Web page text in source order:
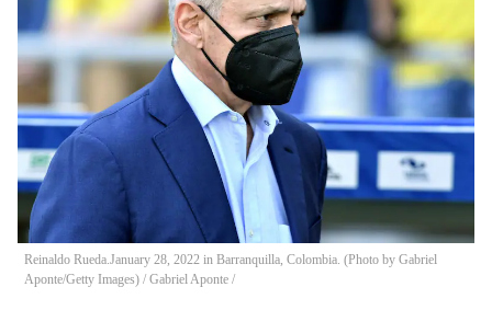
Reinaldo Rueda.January 28, 2022 in Barranquilla, Colombia. (Photo by Gabriel
Aponte/Getty Images) / Gabriel Aponte /